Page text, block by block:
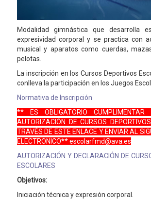
Modalidad gimnástica que desarrolla
expresividad corporal y se practica con
musical y aparatos como cuerdas,
pelotas.
La inscripción en los Cursos Deportivos
conlleva la participación en los Juegos
Normativa de Inscripción
** ES OBLIGATORIO
AUTORIZACIÓN DE CURSOS
TRAVÉS DE ESTE ENLACE Y ENVIAR AL
ELECTRONICO** escolarfmd@ava.es
AUTORIZACIÓN Y DECLARACIÓN DE
ESCOLARES
Objetivos:
Iniciación técnica y expresión corporal.